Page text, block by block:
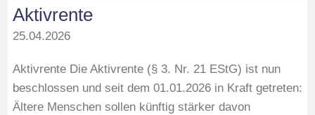
Aktivrente
25.04.2026
Aktivrente Die Aktivrente (§ 3. Nr. 21 EStG) ist nun
beschlossen und seit dem 01.01.2026 in Kraft getreten:
Ältere Menschen sollen künftig stärker davon